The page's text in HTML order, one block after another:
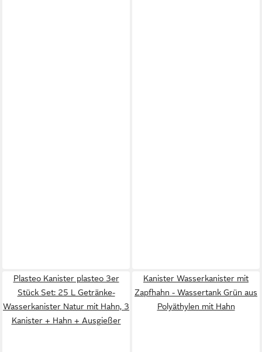
Plasteo Kanister plasteo 3er
Stück Set: 25 L Getränke-
Wasserkanister Natur mit Hahn, 3
Kanister + Hahn + Ausgießer
Kanister Wasserkanister mit
Zapfhahn - Wassertank Grün aus
Polyäthylen mit Hahn